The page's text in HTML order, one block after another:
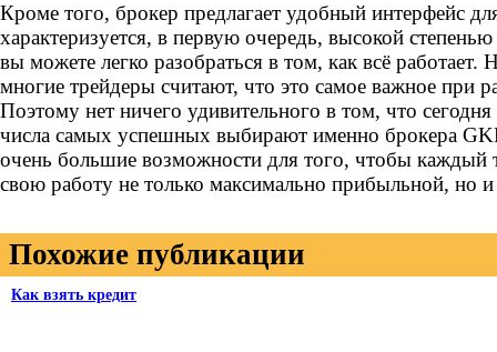
Кроме того, брокер предлагает удобный интерфейс
характеризуется, в первую очередь, высокой
вы можете легко разобраться в том, как всё
многие трейдеры считают, что это самое важное при
Поэтому нет ничего удивительного в том, что
числа самых успешных выбирают именно брокера
очень большие возможности для того, чтобы каждый
свою работу не только максимально прибыльной, но
Похожие публикации
Как взять кредит